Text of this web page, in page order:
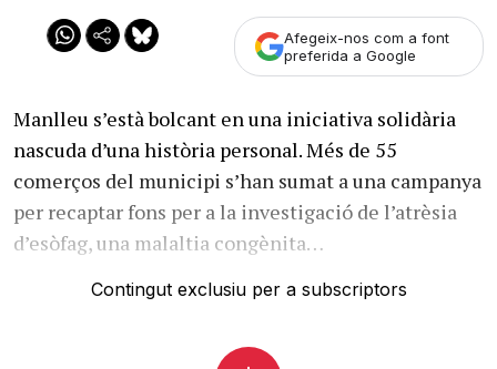
Afegeix-nos com a font
preferida a Google
Manlleu s’està bolcant en una iniciativa solidària
nascuda d’una història personal. Més de 55
comerços del municipi s’han sumat a una campanya
per recaptar fons per a la investigació de l’atrèsia
d’esòfag, una malaltia congènita…
Contingut exclusiu per a subscriptors